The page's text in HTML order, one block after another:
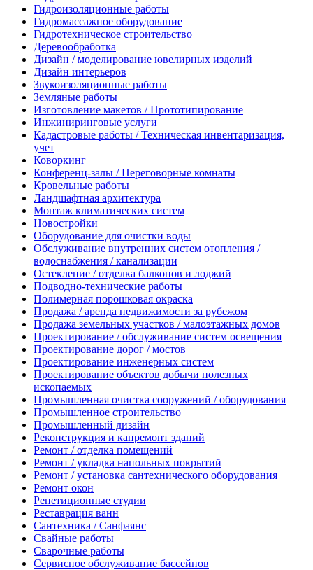
Гидроизоляционные работы
Гидромассажное оборудование
Гидротехническое строительство
Деревообработка
Дизайн / моделирование ювелирных изделий
Дизайн интерьеров
Звукоизоляционные работы
Земляные работы
Изготовление макетов / Прототипирование
Инжиниринговые услуги
Кадастровые работы / Техническая инвентаризация,
учет
Коворкинг
Конференц-залы / Переговорные комнаты
Кровельные работы
Ландшафтная архитектура
Монтаж климатических систем
Новостройки
Оборудование для очистки воды
Обслуживание внутренних систем отопления /
водоснабжения / канализации
Остекление / отделка балконов и лоджий
Подводно-технические работы
Полимерная порошковая окраска
Продажа / аренда недвижимости за рубежом
Продажа земельных участков / малоэтажных домов
Проектирование / обслуживание систем освещения
Проектирование дорог / мостов
Проектирование инженерных систем
Проектирование объектов добычи полезных
ископаемых
Промышленная очистка сооружений / оборудования
Промышленное строительство
Промышленный дизайн
Реконструкция и капремонт зданий
Ремонт / отделка помещений
Ремонт / укладка напольных покрытий
Ремонт / установка сантехнического оборудования
Ремонт окон
Репетиционные студии
Реставрация ванн
Сантехника / Санфаянс
Свайные работы
Сварочные работы
Сервисное обслуживание бассейнов